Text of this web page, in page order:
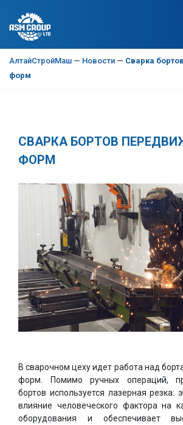
АлтайСтройМаш — Новости — Сварка
форм
СВАРКА БОРТОВ
ФОРМ
В сварочном цеху идет работа над
форм. Помимо ручных операций,
бортов используется лазерная резка:
влияние человеческого фактора на
оборудования и обеспечивает